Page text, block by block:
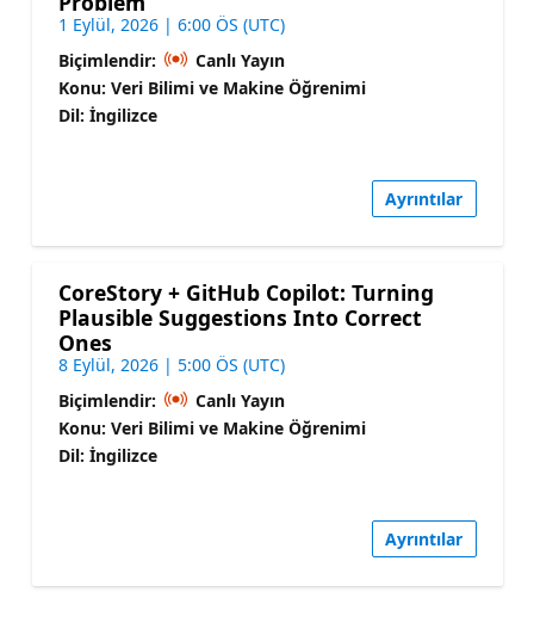
1 Eylül, 2026 | 6:00 ÖS (UTC)
Biçimlendir:
Canlı Yayın
Konu: Veri Bilimi ve Makine Öğrenimi
Dil: İngilizce
Ayrıntılar
CoreStory + GitHub Copilot: Turning
Plausible Suggestions Into Correct
Ones
8 Eylül, 2026 | 5:00 ÖS (UTC)
Biçimlendir:
Canlı Yayın
Konu: Veri Bilimi ve Makine Öğrenimi
Dil: İngilizce
Ayrıntılar